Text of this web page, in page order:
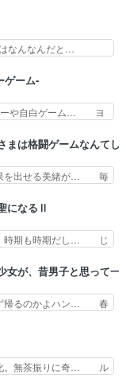
めに役割を超越する
お陰で他の勇者達も
バコを生産… ここう
てくれて… おかし
陰に支配… ヤクねこ
なくなっ… 普段は選別
んか今日はかなり一
と比べてまだまとも
はなんなんだと…
承されている… ダラ
話やはりダ… ダラさ
しいは人… 第５話感
礼とし… 第５話感
のね… こんなデカイ
姉… ダラさん、人型
ゲーム-
ーや自白ゲーム… ヨ
夜の国も同じ… ご視聴
週もよろし… 握った◯
あるプレ… ヨコヤの頭
を利用… 夜の国のヨコ
… やはりヨコヤいい
役で出演いたしまし
まは格闘ゲームなんてし
果を出せる美緒が… 毎
やる気無く… テー
、美緒がテ… すげー
女性声優… 深夜の格
よっぽど… 真剣に授業
ちゃ… 受験勉強と戦闘
… 勉強嫌いでバトル
になるⅡ
！時期も時期だし… じ
ってると思う… クル
一緒におっ… 帰省、
番的には確… 父親から
の退治の… ここでヘン
ュ… おっさんの親と
… ・ベリル、実家に
女が、昔男子と思って一
ず帰るのかよハン… 春
母さんのよ… 春希ち
え可愛い… 隼人くん
けど完全… 第４話を
聴… スマホを買うた
化。無茶振りに奇… ル